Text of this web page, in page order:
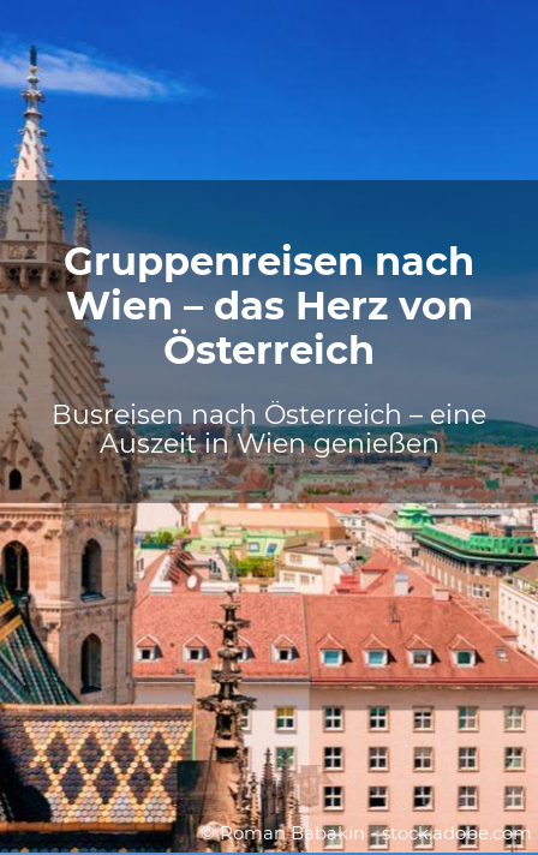
Gruppenreisen nach
Wien – das Herz von
Österreich
Busreisen nach Österreich – eine
Auszeit in Wien genießen
© Roman Babakin - stock.adobe.com